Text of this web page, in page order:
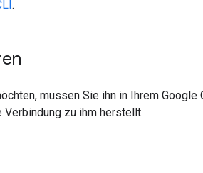
.
müssen Sie ihn in Ihrem
Verbindung zu ihm herstellt.